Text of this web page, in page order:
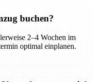
buchen?
2–4 Wochen im
optimal einplanen.